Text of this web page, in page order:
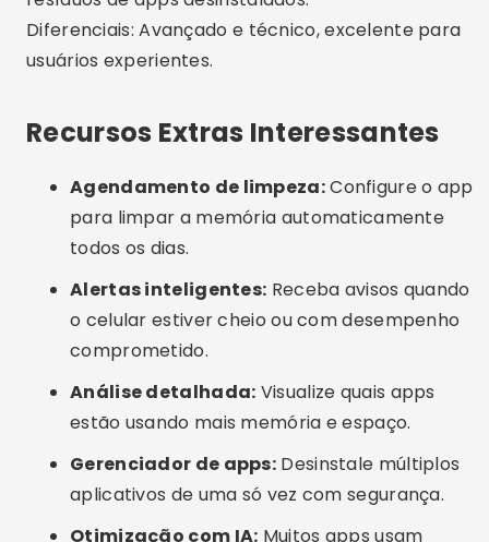
Usar mais de um app ao mesmo tempo:
pode gerar conflito entre ferramentas e deixar
o celular ainda mais lento.
Apagar arquivos importantes:Alguns apps
documentos — revise antes de confirmar.
Permissões exageradas:Cuidado com apps
que pedem acesso a tudo no seu aparelho. Dê
apenas as permissões necessárias.
Alternativas Interessantes
Limpeza manual: Vá em “Configurações >
de apps manualmente. Apague downloads e
mídias que não usa mais.